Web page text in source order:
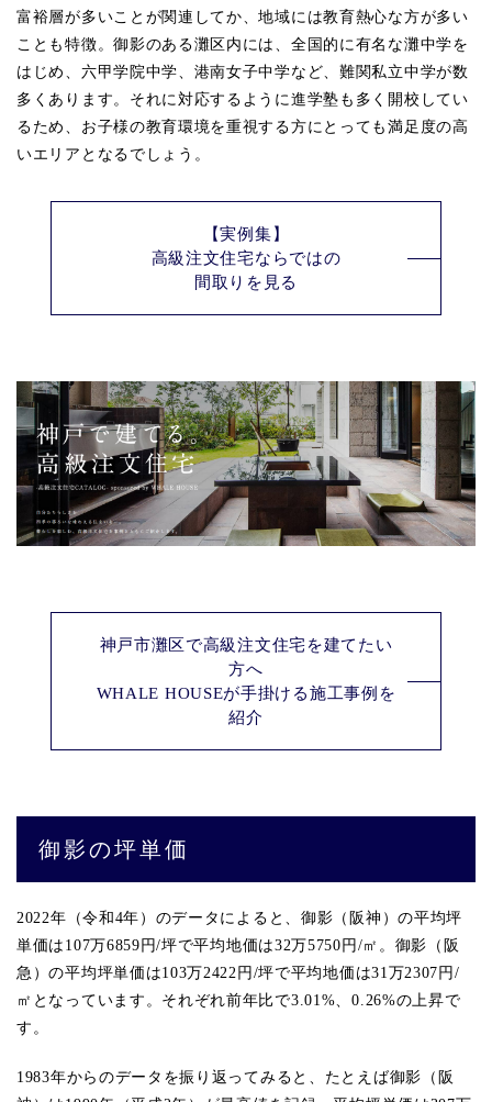
富裕層が多いことが関連してか、地域には教育熱心な方が多い
ことも特徴。御影のある灘区内には、全国的に有名な灘中学を
はじめ、六甲学院中学、港南女子中学など、難関私立中学が数
多くあります。それに対応するように進学塾も多く開校してい
るため、お子様の教育環境を重視する方にとっても満足度の高
いエリアとなるでしょう。
【実例集】
高級注文住宅ならではの
間取りを見る
神戸市灘区で高級注文住宅を建てたい
方へ
WHALE HOUSEが手掛ける施工事例を
紹介
御影の坪単価
2022年（令和4年）のデータによると、御影（阪神）の平均坪
単価は107万6859円/坪で平均地価は32万5750円/㎡。御影（阪
急）の平均坪単価は103万2422円/坪で平均地価は31万2307円/
㎡となっています。それぞれ前年比で3.01%、0.26%の上昇で
す。
1983年からのデータを振り返ってみると、たとえば御影（阪